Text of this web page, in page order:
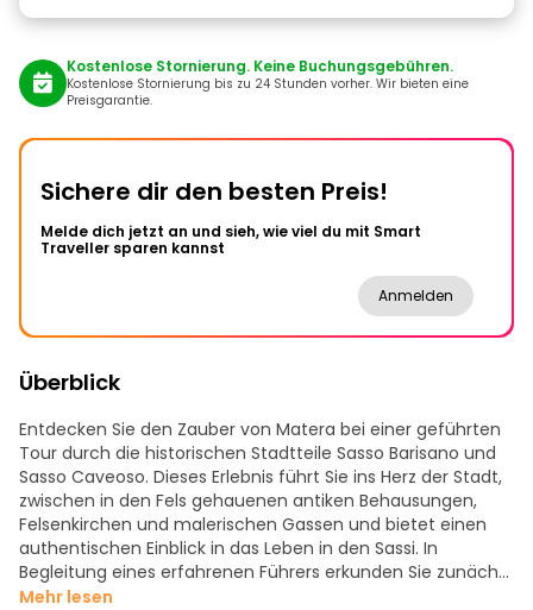
Kostenlose Stornierung. Keine Buchungsgebühren.
Kostenlose Stornierung bis zu 24 Stunden vorher. Wir bieten eine
Preisgarantie.
Sichere dir den besten Preis!
Melde dich jetzt an und sieh, wie viel du mit Smart
Traveller sparen kannst
Anmelden
Überblick
Entdecken Sie den Zauber von Matera bei einer geführten
Tour durch die historischen Stadtteile Sasso Barisano und
Sasso Caveoso. Dieses Erlebnis führt Sie ins Herz der Stadt,
zwischen in den Fels gehauenen antiken Behausungen,
Felsenkirchen und malerischen Gassen und bietet einen
authentischen Einblick in das Leben in den Sassi. In
Begleitung eines erfahrenen Führers erkunden Sie zunächst
den Sasso Barisano, wo Sie restaurierte Wohnhäuser und
Mehr lesen